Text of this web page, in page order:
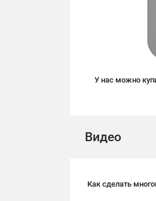
У нас можно
Видео
Как сделать